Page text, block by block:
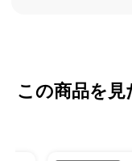
この商品を